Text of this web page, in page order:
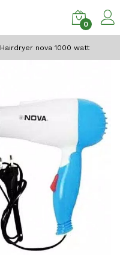
0
Hairdryer nova 1000 watt